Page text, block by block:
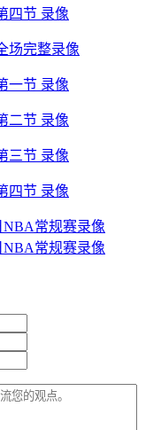
四节 录像
场完整录像
一节 录像
二节 录像
三节 录像
四节 录像
NBA常规赛录像
NBA常规赛录像